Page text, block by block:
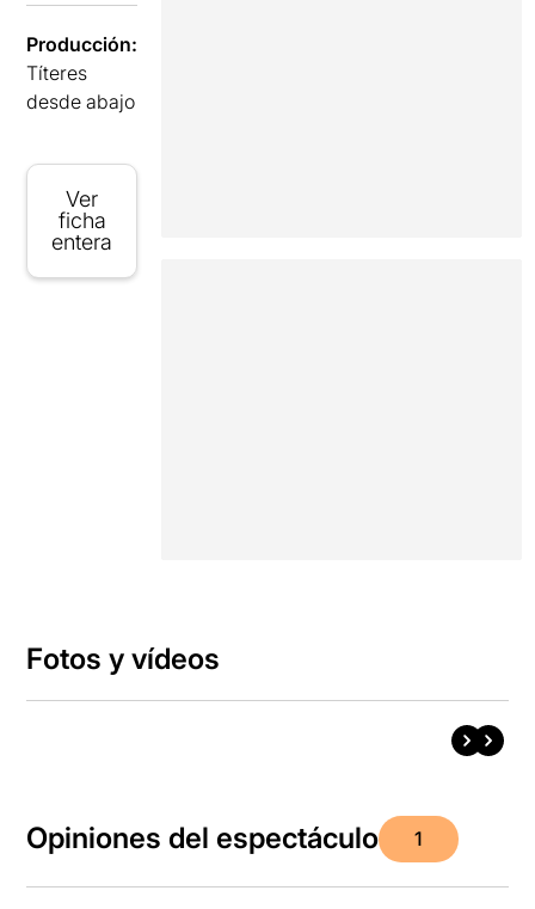
Producción:
Títeres
desde abajo
Ver
ficha
entera
Fotos y vídeos
Opiniones del espectáculo 1